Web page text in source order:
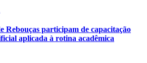
Rebouças participam de capacitação
aplicada à rotina acadêmica